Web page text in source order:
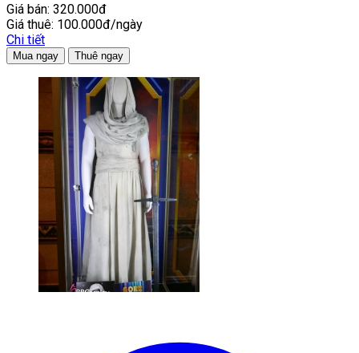
Giá bán: 320.000đ
Giá thuê: 100.000đ/ngày
Chi tiết
Mua ngay Thuê ngay